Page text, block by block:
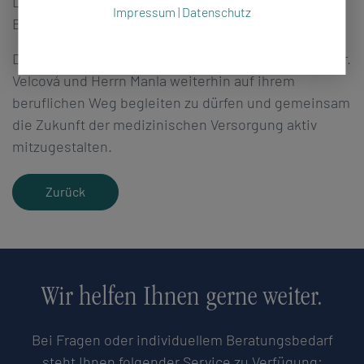
Einsatz im Klinikalltag.
Die Klinik Bad Brambach freut sich darauf, Frau MUDr.
Velcová und Herrn Manla weiterhin auf ihrem
beruflichen Weg begleiten zu dürfen und gemeinsam
die Zukunft der medizinischen Versorgung aktiv
mitzugestalten.
Zurück
Wir helfen Ihnen gerne weiter.
Bei Fragen oder individuellem Beratungsbedarf
Impressum | Datenschutz